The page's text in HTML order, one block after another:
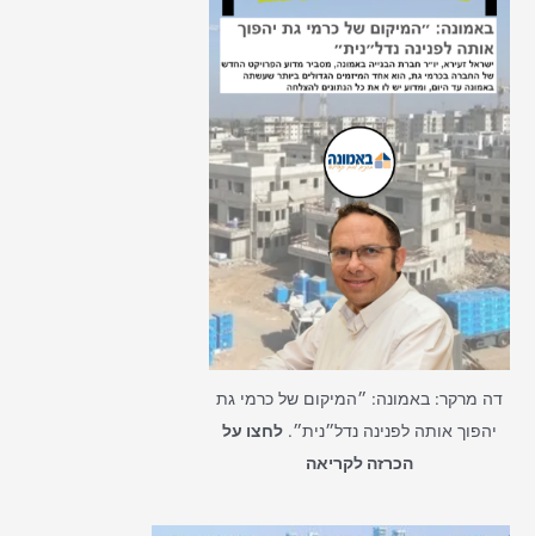
דה מרקר: באמונה: ״המיקום של כרמי גת
יהפוך אותה לפנינה נדל״נית״.לחצו על
הכרזה לקריאה